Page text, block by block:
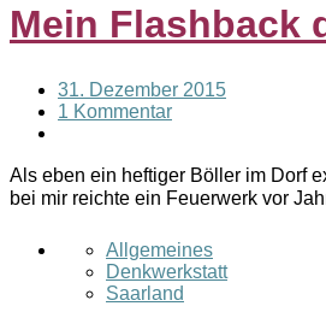
Mein Flashback
31. Dezember 2015
1 Kommentar
Als eben ein heftiger Böller im Dorf
bei mir reichte ein Feuerwerk vor
Allgemeines
Denkwerkstatt
Saarland